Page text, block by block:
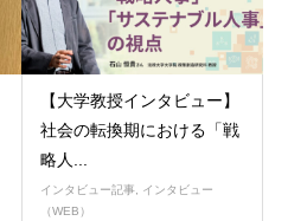
【大学教授インタビュー】
社会の転換期における「戦
略人...
インタビュー記事
インタビュー
（WEB）